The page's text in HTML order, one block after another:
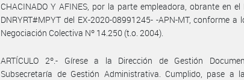
CHACINADO Y AFINES, por la parte empleadora, obrante en
DNRYRT#MPYT del EX-2020-08991245- -APN-MT, conforme a
Negociación Colectiva Nº 14.250 (t.o. 2004).
ARTÍCULO 2º.- Gírese a la Dirección de Gestión
Subsecretaría de Gestión Administrativa. Cumplido, pase a